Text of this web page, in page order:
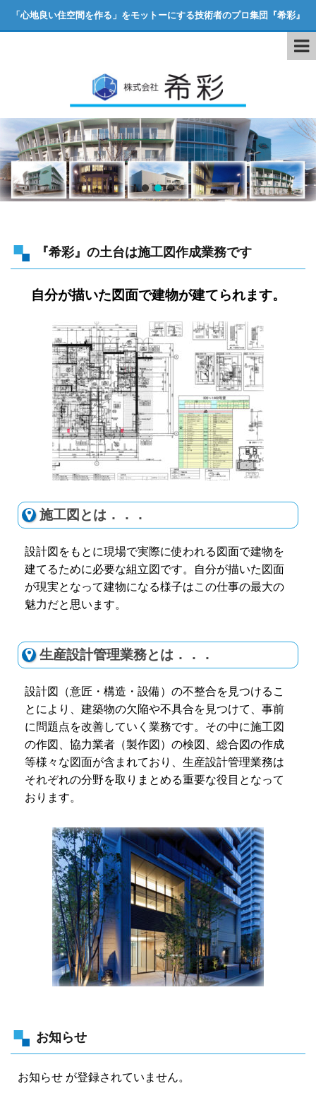
「心地良い住空間を作る」をモットーにする技術者のプロ集団『希彩』
『希彩』の土台は施工図作成業務です
自分が描いた図面で建物が建てられます。
施工図とは．．．
設計図をもとに現場で実際に使われる図面で建物を
建てるために必要な組立図です。自分が描いた図面
が現実となって建物になる様子はこの仕事の最大の
魅力だと思います。
生産設計管理業務とは．．．
設計図（意匠・構造・設備）の不整合を見つけるこ
とにより、建築物の欠陥や不具合を見つけて、事前
に問題点を改善していく業務です。その中に施工図
の作図、協力業者（製作図）の検図、総合図の作成
等様々な図面が含まれており、生産設計管理業務は
それぞれの分野を取りまとめる重要な役目となって
おります。
お知らせ
お知らせ が登録されていません。